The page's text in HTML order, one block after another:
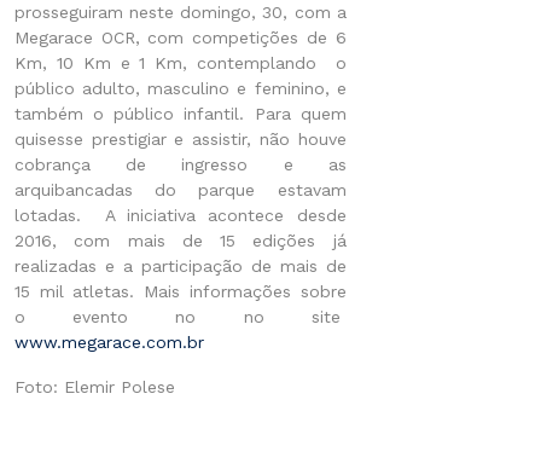
prosseguiram neste domingo, 30, com a
Megarace OCR, com competições de 6
Km, 10 Km e 1 Km, contemplando o
público adulto, masculino e feminino, e
também o público infantil. Para quem
quisesse prestigiar e assistir, não houve
cobrança de ingresso e as
arquibancadas do parque estavam
lotadas. A iniciativa acontece desde
2016, com mais de 15 edições já
realizadas e a participação de mais de
15 mil atletas. Mais informações sobre
o evento no no site
www.megarace.com.br
Foto: Elemir Polese